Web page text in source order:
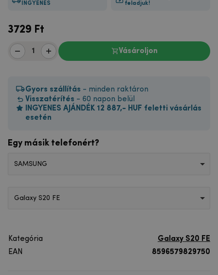
INGYENES
feladjuk!
3729 Ft
Vásároljon
Gyors szállítás - minden raktáron
Visszatérítés - 60 napon belül
INGYENES AJÁNDÉK 12 887,- HUF feletti vásárlás
esetén
Egy másik telefonért?
SAMSUNG
Galaxy S20 FE
Kategória
Galaxy S20 FE
EAN
8596579829750